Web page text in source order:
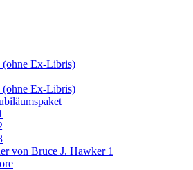
(ohne Ex-Libris)
(ohne Ex-Libris)
von Bruce J. Hawker 1